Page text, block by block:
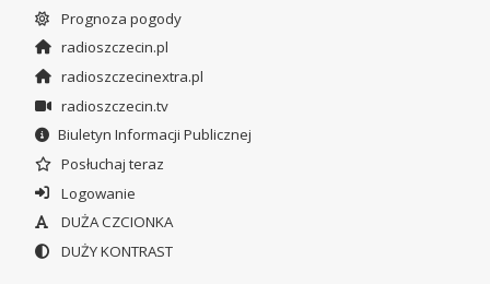
Prognoza pogody
radioszczecin.pl
radioszczecinextra.pl
radioszczecin.tv
Biuletyn Informacji Publicznej
Posłuchaj teraz
Logowanie
DUŻA CZCIONKA
DUŻY KONTRAST